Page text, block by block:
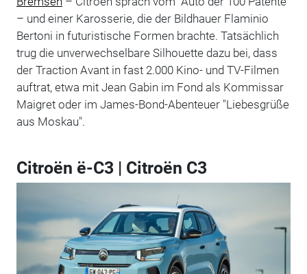
– und einer Karosserie, die der Bildhauer Flaminio
Bertoni in futuristische Formen brachte. Tatsächlich
trug die unverwechselbare Silhouette dazu bei, dass
der Traction Avant in fast 2.000 Kino- und TV-Filmen
auftrat, etwa mit Jean Gabin im Fond als Kommissar
Maigret oder im James-Bond-Abenteuer "Liebesgrüße
aus Moskau".
Citroën ë-C3 | Citroën C3